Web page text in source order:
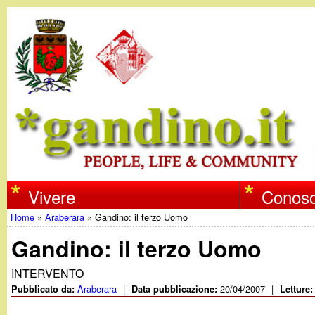
w
w
w
.
Vivere
Tu
sei
qui
Home »Araberara »Gandino: il terzo Uomo
Gandino: il terzo Uomo
INTERVENTO
Pubblicato da:Araberara | Data pubblicazione:20/04/2007 |